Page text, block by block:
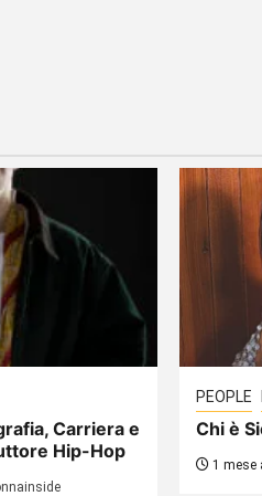
Carriera e
Hip-Hop
PEOPLE
Chi è
1 mese